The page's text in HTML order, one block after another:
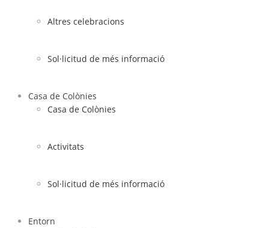
Altres celebracions
Sol·licitud de més informació
Casa de Colònies
Casa de Colònies
Activitats
Sol·licitud de més informació
Entorn